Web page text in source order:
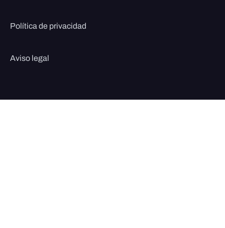
Política de privacidad
Aviso legal